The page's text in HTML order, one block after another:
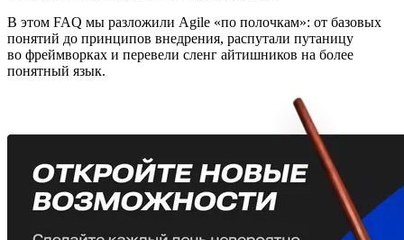
В этом FAQ мы разложили Agile «по полочкам»: от базовых
понятий до принципов внедрения, распутали путаницу
во фреймворках и перевели сленг айтишников на более
понятный язык.